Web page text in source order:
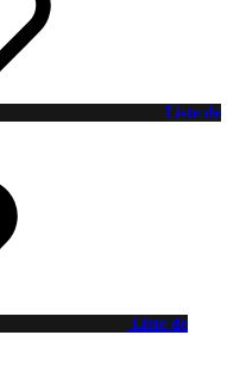
Liste de
Liste de